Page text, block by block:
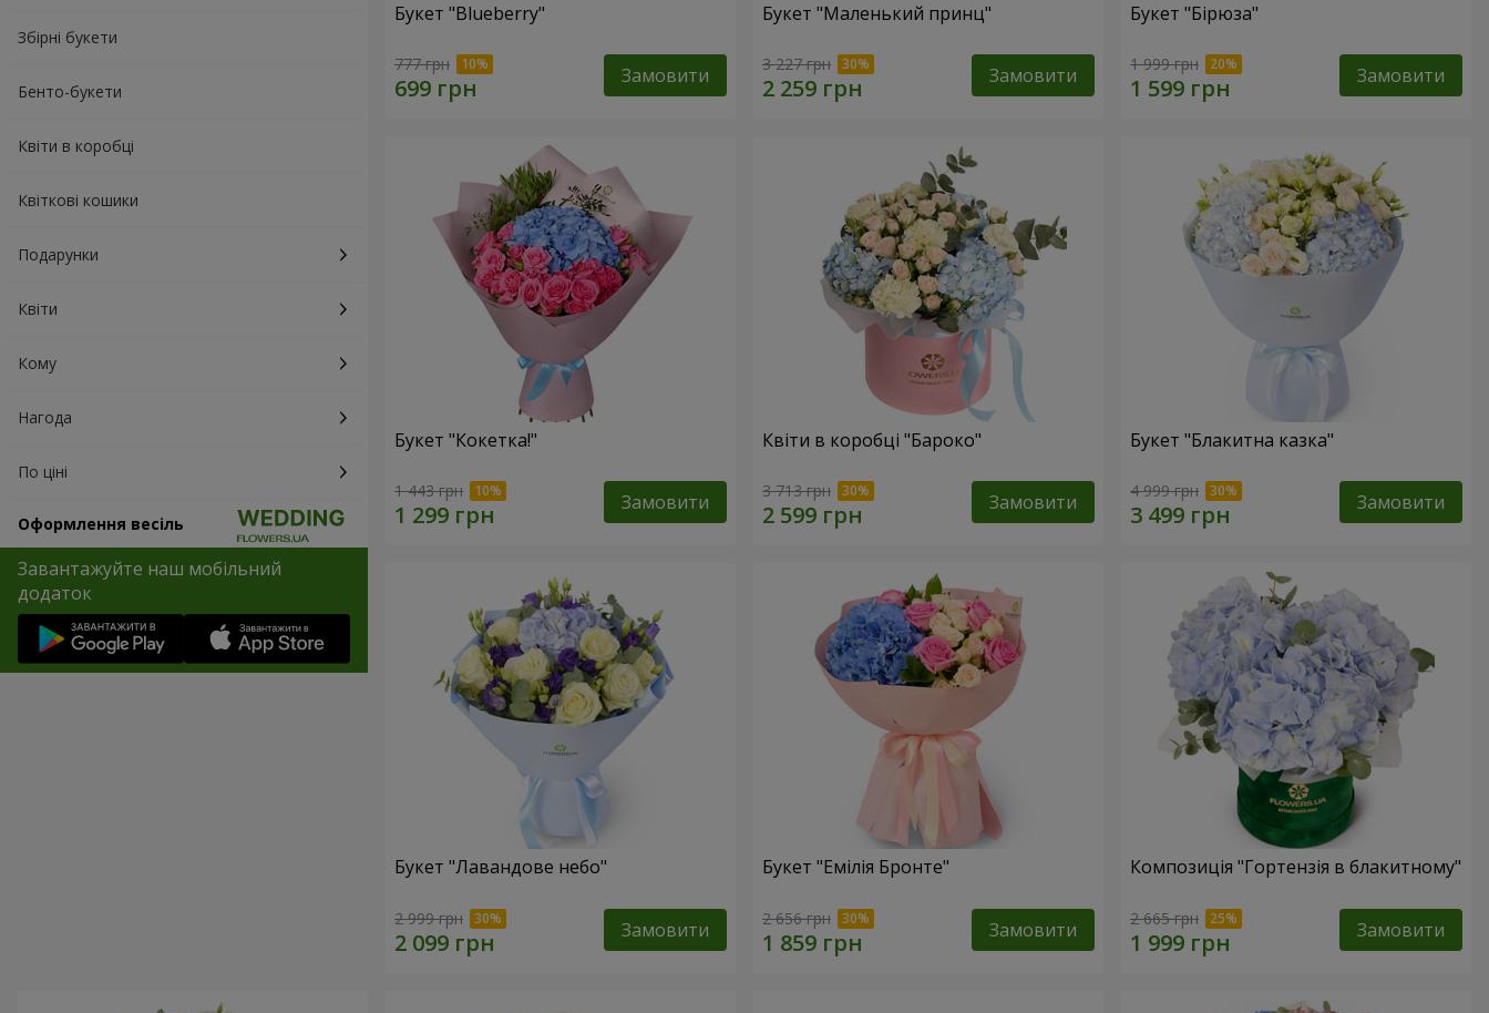
Збірні букети
Бенто-букети
Квіти в коробці
Квіткові кошики
Подарунки
Квіти
Кому
Нагода
По ціні
Оформлення весіль
Завантажуйте наш мобільний
додаток
Букет "Blueberry"
777 грн Замовити
Букет "Маленький принц"
3 227 грн Замовити
Букет "Бірюза"
1 999 грн Замовити
Букет "Кокетка!"
1 443 грн Замовити
Квіти в коробці "Бароко"
3 713 грн Замовити
Букет "Блакитна казка"
4 999 грн Замовити
Букет "Лавандове небо"
2 999 грн Замовити
Букет "Емілія Бронте"
2 656 грн Замовити
Композиція "Гортензія в блакитному"
2 665 грн Замовити